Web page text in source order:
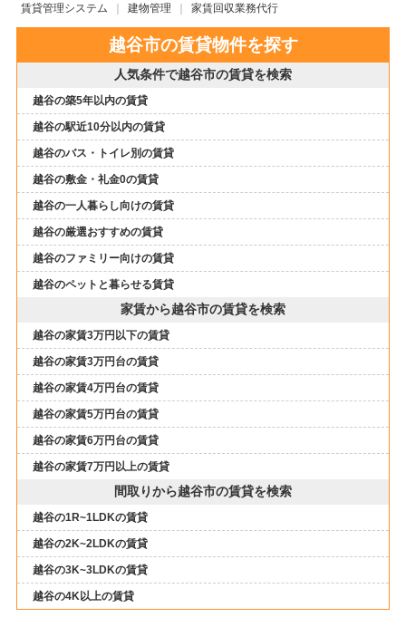
賃貸管理システム
建物管理 家賃回収業務代行
越谷市の賃貸物件を探す
人気条件で越谷市の賃貸を検索
越谷の築5年以内の賃貸
越谷の駅近10分以内の賃貸
越谷のバス・トイレ別の賃貸
越谷の敷金・礼金0の賃貸
越谷の一人暮らし向けの賃貸
越谷の厳選おすすめの賃貸
越谷のファミリー向けの賃貸
越谷のペットと暮らせる賃貸
家賃から越谷市の賃貸を検索
越谷の家賃3万円以下の賃貸
越谷の家賃3万円台の賃貸
越谷の家賃4万円台の賃貸
越谷の家賃5万円台の賃貸
越谷の家賃6万円台の賃貸
越谷の家賃7万円以上の賃貸
間取りから越谷市の賃貸を検索
越谷の1R~1LDKの賃貸
越谷の2K~2LDKの賃貸
越谷の3K~3LDKの賃貸
越谷の4K以上の賃貸